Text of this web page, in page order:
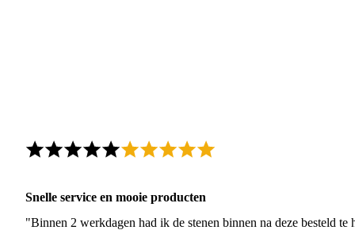
Snelle service en mooie producten
"Binnen 2 werkdagen had ik de stenen binnen na deze besteld